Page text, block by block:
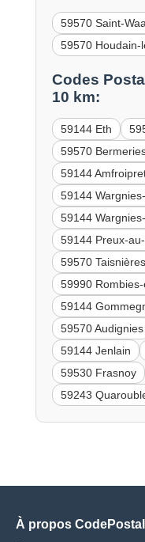
59570 Saint-
59570 Houdain-
Codes
10 km:
59144 Eth
59570
59144
59144
59144
59144 Preux-
59570
59990
59144
59570 Audignies
59144 Jenlain
59530 Frasnoy
59243
À propos